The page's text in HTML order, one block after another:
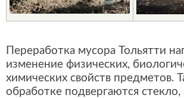
Переработка мусора Тольятти
изменение физических,
химических свойств предметов.
обработке подвергаются стекло,